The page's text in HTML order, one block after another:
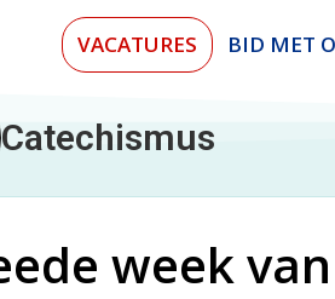
VACATURES BID MET
Catechismus
week